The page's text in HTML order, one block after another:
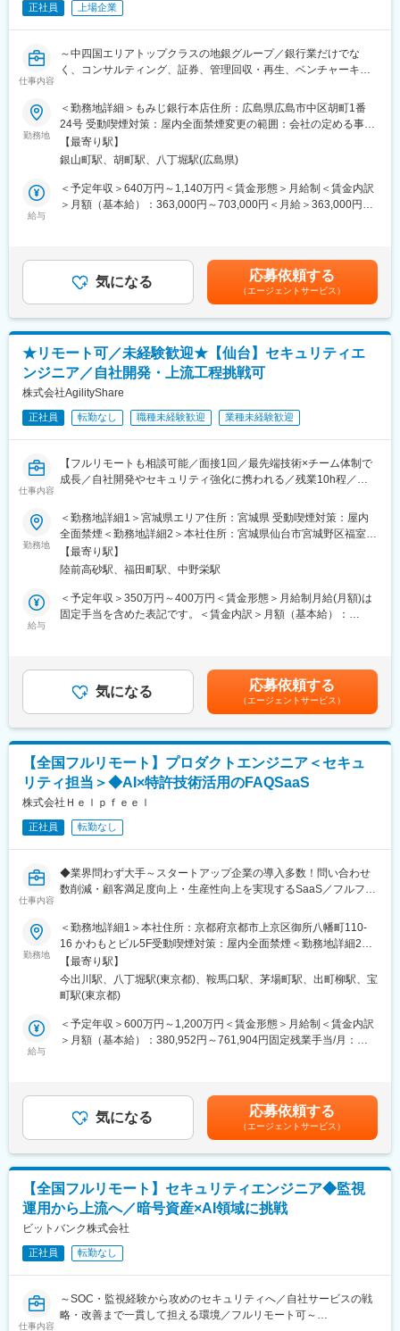
正社員 上場企業
仕事内容
～中四国エリアトップクラスの地銀グループ／銀行業だけでな
く、コンサルティング、証券、管理回収・再生、ベンチャーキャ
■（1） 募集背景
近年、サイバー攻撃の高度化・巧妙化が進み、金融機関をはじめ
とする企業においてサイバーセキュリティ対策は重要な経営課題
となっています。当社グループにおいても、銀行業務をはじめと
した各種サービスのデジタル化が進展する中で、安定的かつ安全
なサービス提供を支えるセキュリティ体制の強化が不可欠となっ
ています。こうした背景から、インシデント対応・監視体制の高
室の体制拡充を目的として本ポジションを募集します。
■（2） ミッション
確保に貢献することがミッションです。インシデントの早期検
知・対応にとどまらず、脅威の予測・分析や組織全体のセキュリ
ティ意識向上を推進することで、「未然防止型」のセキュリティ
体制を構築していただきます。
■（3） 主な業務内容
サイバーセキュリティ推進室の一員として、下記業務を担ってい
・サイバーセキュリティに関するインシデントの監視、検知、対
応
・最新のサイバーセキュリティトレンドや技術の調査・分析
・サイバーセキュリティ対策の企画
・サイバーセキュリティに関する社員教育
◎ 金融機関の信頼を守る最前線
サイバーセキュリティは金融サービスの信頼性の根幹を支える領
ることで、先進的なセキュリティ知見を身につけることができま
す。
◎ 技術と組織の両面に関われる
システム・技術の側面に加え、社員教育や組織全体の意識向上に
も関与することで、広い視点でのセキュリティ対策に携われま
す。
変更の範囲：会社の定める業務
勤務地
＜勤務地詳細＞もみじ銀行本店住所：広島県広島市中区胡町1番
24号 受動喫煙対策：屋内全面禁煙変更の範囲：会社の定める事業
所（リモートワーク含む）
【最寄り駅】
銀山町駅、胡町駅、八丁堀駅(広島県)
給与
＜予定年収＞640万円～1,140万円＜賃金形態＞月給制＜賃金内訳
＞月額（基本給）：363,000円～703,000円＜月給＞363,000円～
給賃金はあくまでも目安の金額であり、選考を通じて上下する可
能性があります。月給(月額)は固定手当を含めた表記です。
気になる 応募依頼する
（エージェントサービス）
★リモート可／未経験歓迎★【仙台】セキュリティエ
ンジニア／自社開発・上流工程挑戦可
株式会社AgilityShare
正社員 転勤なし 職種未経験歓迎 業種未経験歓迎
仕事内容
【フルリモートも相談可能／面接1回／最先端技術×チーム体制で
成長／自社開発やセキュリティ強化に携われる／残業10h程／年
■業務の魅力
・設計・構築フェーズからセキュリティ領域に携われます！脆弱
性対策やWAF導入、SSL/TLS設定、アクセス制御など上流工程か
ら経験を積める環境です。
・最新技術・AIやクラウド分野に挑戦可能
・新規サービス開発・自社プロダクト企画にも参画できる
当社はAWSやAIを活用したDX推進やセキュリティ分野に強みを持
つIT企業です。業界未経験の方もチーム制によるサポート体制の
もと、セキュリティ強化、クラウド導入支援など幅広い業務に携
■業務詳細
・セキュリティ体制の評価・改善、ガイドライン策定、インシデ
ント対応、脆弱性診断
・先輩エンジニアの指導のもと、実践形式でスキルアップ
ネットワーク・セキュリティ製品、独自DXソリューション
エンジニア13名、営業1名、事務1名のチームで20～30代中心に活
躍中
■案件例
◎大手流通グループ会社向け システムリプレース
EOL機器のセキュリティリスク解消
仮想基盤のセキュリティ強化
SSL/TLS設定
ログ監視・アクセス制御
■教育体制
自社スクールや外部セキュリティ講座を無料で受講可能。OJTや
先輩の手厚いフォローで着実に成長できます
■就業環境
フルリモート・在宅勤務可。残業月10時間未満で、原則定時退
■想定されるキャリアパス
技術スペシャリスト、PM・PL、リーダー、コンサルタント、新
勤務地
＜勤務地詳細1＞宮城県エリア住所：宮城県 受動喫煙対策：屋内
全面禁煙＜勤務地詳細2＞本社住所：宮城県仙台市宮城野区福室2-
5-40 504受動喫煙対策：敷地内喫煙可能場所あり変更の範囲：会
社の定める事業所
【最寄り駅】
陸前高砂駅、福田町駅、中野栄駅
給与
＜予定年収＞350万円～400万円＜賃金形態＞月給制月給(月額)は
固定手当を含めた表記です。＜賃金内訳＞月額（基本給）：
330,838円～522,725円（一律手当を含む）＜昇給有無＞有＜残業
手当＞有＜給与補足＞賃金はあくまでも目安の金額であり、選考
を通じて上下する可能性があります。賃金はあくまでも目安の金
額であり、選考を通じて上下する可能性があります。月給(月額)は
固定手当を含めた表記です。
気になる 応募依頼する
（エージェントサービス）
【全国フルリモート】プロダクトエンジニア＜セキュ
リティ担当＞◆AI×特許技術活用のFAQSaaS
株式会社Ｈｅｌｐｆｅｅｌ
正社員 転勤なし
仕事内容
◆業界問わず大手～スタートアップ企業の導入多数！問い合わせ
数削減・顧客満足度向上・生産性向上を実現するSaaS／フルフレ
■業務内容：
Helpfeelのセキュリティ対策、プロダクト開発プロセスにおける
セキュリティ統制強化、構築・セキュリティ運用全般をお任せし
ます。
・Webアプリケーションとしてのセキュリティ改善に係るレビュ
ー（実装は任意）
・HackerOne、IssueHuntのチケット対応
・重大インシデントへの対応とハンドリング
り組んでいます。1人目の専任担当者として、幅広い領域で裁量を
持って提案から設計・運用まで業務を推進していただくことを想
定しております。
・バックエンド：Node.js、JavaScript／TypeScript、Python
・インフラ：Heroku、Google Cloud Platform、MongoDB Atlas
・開発支援：ESLint、Renovate
■開発環境：
・情報共有：Slack、Helpfeel Cosense
・タスク管理：Helpfeel Cosense
勤務地
＜勤務地詳細1＞本社住所：京都府京都市上京区御所八幡町110-
16 かわもとビル5F受動喫煙対策：屋内全面禁煙＜勤務地詳細2＞
東京オフィス住所：東京都中央区八丁堀2-14-1 住友不動産八重洲
通ビル4F勤務地最寄駅：日比谷線／八丁堀駅受動喫煙対策：屋内
全面禁煙変更の範囲：会社の定める事業所（リモートワーク含
【最寄り駅】
今出川駅、八丁堀駅(東京都)、鞍馬口駅、茅場町駅、出町柳駅、宝
町駅(東京都)
給与
＜予定年収＞600万円～1,200万円＜賃金形態＞月給制＜賃金内訳
＞月額（基本給）：380,952円～761,904円固定残業手当/月：
昇給：年1回賃金はあくまでも目安の金額であり、選考を通じて上
下する可能性があります。月給(月額)は固定手当を含めた表記で
気になる 応募依頼する
（エージェントサービス）
【全国フルリモート】セキュリティエンジニア◆監視
運用から上流へ／暗号資産×AI領域に挑戦
ビットバンク株式会社
正社員 転勤なし
仕事内容
～SOC・監視経験から攻めのセキュリティへ／自社サービスの戦
略・改善まで一貫して担える環境／フルリモート可～